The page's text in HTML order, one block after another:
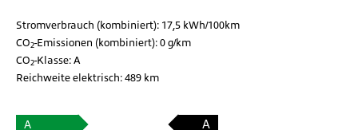
Stromverbrauch (kombiniert): 17,5 kWh/100km
CO2-Emissionen (kombiniert): 0 g/km
CO2-Klasse: A
Reichweite elektrisch: 489 km
A
A